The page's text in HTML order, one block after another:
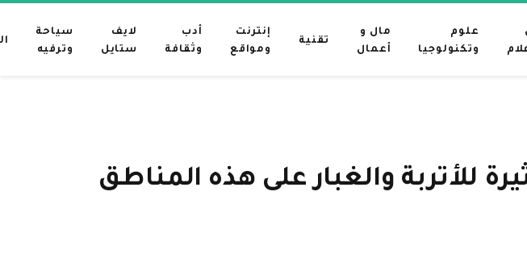
علوم
وتكنولوجيا
مال و
أعمال
تقنية
إنترنت
ومواقع
أدب
وثقافة
لايف
ستايل
سياحة
وترفيه
للأتربة والغبار على هذه المناطق